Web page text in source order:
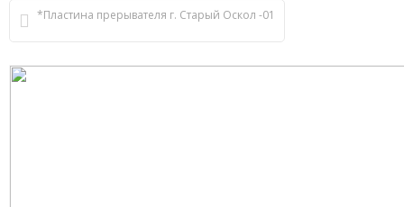
*Пластина прерывателя г. Старый Оскол -01